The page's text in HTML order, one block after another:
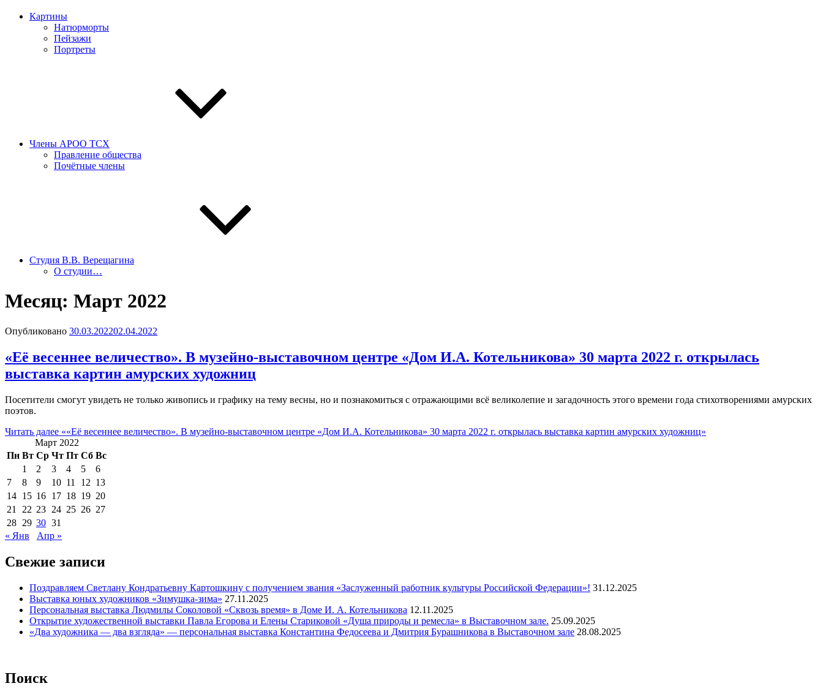
Картины
Натюрморты
Пейзажи
Портреты
Члены АРОО ТСХ
Правление общества
Почётные члены
Студия В.В. Верещагина
О студии…
Месяц: Март 2022
Опубликовано 30.03.202202.04.2022
«Её весеннее величество». В музейно-выставочном центре «Дом И.А. Котельникова» 30 марта 2022 г. открылась
выставка картин амурских художниц
Посетители смогут увидеть не только живопись и графику на тему весны, но и познакомиться с отражающими всё великолепие и загадочность этого времени года стихотворениями амурских
поэтов.
Читать далее ««Её весеннее величество». В музейно-выставочном центре «Дом И.А. Котельникова» 30 марта 2022 г. открылась выставка картин амурских художниц»
Март 2022
Пн Вт Ср Чт Пт Сб Вс
1
2 3 4 5
6
7
8 9 10 11 12 13
14 15 16 17 18 19 20
21
22 23 24 25 26 27
28 29 30 31
« Янв
Апр »
Свежие записи
Поздравляем Светлану Кондратьевну Картошкину с получением звания «Заслуженный работник культуры Российской Федерации»! 31.12.2025
Выставка юных художников «Зимушка-зима» 27.11.2025
Персональная выставка Людмилы Соколовой «Сквозь время» в Доме И. А. Котельникова 12.11.2025
Открытие художественной выставки Павла Егорова и Елены Стариковой «Душа природы и ремесла» в Выставочном зале. 25.09.2025
«Два художника — два взгляда» — персональная выставка Константина Федосеева и Дмитрия Бурашникова в Выставочном зале 28.08.2025
Поиск